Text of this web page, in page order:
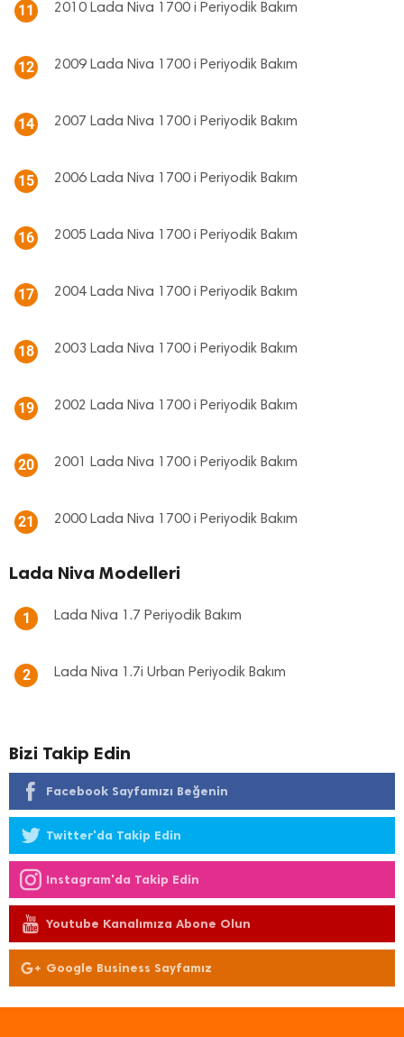
11 2010 Lada Niva 1700 i Periyodik Bakım
12 2009 Lada Niva 1700 i Periyodik Bakım
14 2007 Lada Niva 1700 i Periyodik Bakım
15 2006 Lada Niva 1700 i Periyodik Bakım
16 2005 Lada Niva 1700 i Periyodik Bakım
17 2004 Lada Niva 1700 i Periyodik Bakım
18 2003 Lada Niva 1700 i Periyodik Bakım
19 2002 Lada Niva 1700 i Periyodik Bakım
20 2001 Lada Niva 1700 i Periyodik Bakım
21 2000 Lada Niva 1700 i Periyodik Bakım
Lada Niva Modelleri
1 Lada Niva 1.7 Periyodik Bakım
2 Lada Niva 1.7i Urban Periyodik Bakım
Bizi Takip Edin
Facebook Sayfamızı Beğenin
Twitter'da Takip Edin
Instagram'da Takip Edin
Youtube Kanalımıza Abone Olun
Google Business Sayfamız